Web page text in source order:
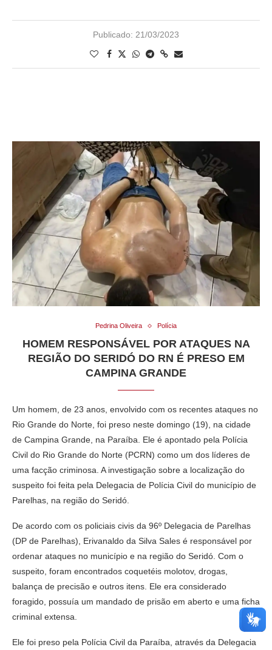
Publicado: 21/03/2023
Pedrina Oliveira Polícia
HOMEM RESPONSÁVEL POR ATAQUES NA
REGIÃO DO SERIDÓ DO RN É PRESO EM
CAMPINA GRANDE
Um homem, de 23 anos, envolvido com os recentes ataques no
Rio Grande do Norte, foi preso neste domingo (19), na cidade
de Campina Grande, na Paraíba. Ele é apontado pela Polícia
Civil do Rio Grande do Norte (PCRN) como um dos líderes de
uma facção criminosa. A investigação sobre a localização do
suspeito foi feita pela Delegacia de Polícia Civil do município de
Parelhas, na região do Seridó.
De acordo com os policiais civis da 96º Delegacia de Parelhas
(DP de Parelhas), Erivanaldo da Silva Sales é responsável por
ordenar ataques no município e na região do Seridó. Com o
suspeito, foram encontrados coquetéis molotov, drogas,
balança de precisão e outros itens. Ele era considerado
foragido, possuía um mandado de prisão em aberto e uma ficha
criminal extensa.
Ele foi preso pela Polícia Civil da Paraíba, através da Delegacia